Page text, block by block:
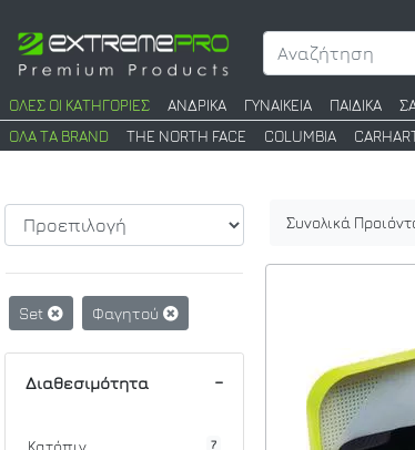
ΟΛΕΣ ΟΙ ΚΑΤΗΓΟΡΙΕΣ ΑΝΔΡΙΚΑ ΓΥΝΑΙΚΕΙΑ ΠΑΙΔΙΚΑ
ΟΛΑ ΤΑ BRAND
THE NORTH FACE COLUMBIA
Set Φαγητού
Διαθεσιμότητα
7
Συνολικά